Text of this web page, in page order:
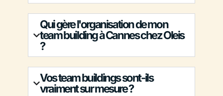
Qui gère l'organisation de mon
team building à Cannes chez Oleis
?
Vos team buildings sont-ils
vraiment sur mesure ?